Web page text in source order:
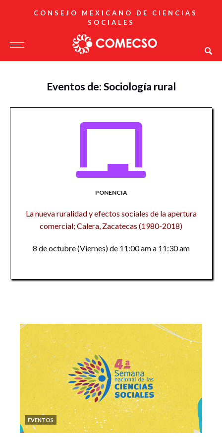
CONSEJO MEXICANO DE CIENCIAS
SOCIALES
Eventos de: Sociología rural
PONENCIA
La nueva ruralidad y efectos sociales de la apertura
comercial; Calera, Zacatecas (1980-2018)
8 de octubre (Viernes) de 11:00 am a 11:30 am
EVENTOS